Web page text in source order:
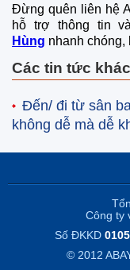
Đừng quên liên hệ
hỗ trợ thông tin
Hùng nhanh chóng,
Các tin tức khác
Đến/ đi từ sân
không dễ mà dễ
Công ty
Số ĐKKD
© 2012